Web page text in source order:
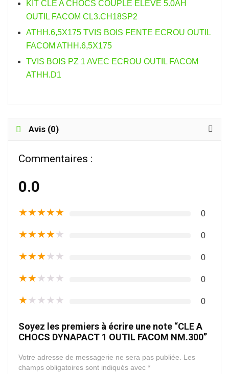
KIT CLE A CHOCS COUPLE ELEVE 5.0AH
OUTIL FACOM CL3.CH18SP2
ATHH.6,5X175 TVIS BOIS FENTE ECROU OUTIL
FACOM ATHH.6,5X175
TVIS BOIS PZ 1 AVEC ECROU OUTIL FACOM
ATHH.D1
Avis (0)
Commentaires :
0.0
★★★★★ 0
★★★★★ 0
★★★★★ 0
★★★★★ 0
★★★★★ 0
Soyez les premiers à écrire une note “CLE A
CHOCS DYNAPACT 1 OUTIL FACOM NM.300”
Votre adresse de messagerie ne sera pas publiée. Les
champs obligatoires sont indiqués avec *